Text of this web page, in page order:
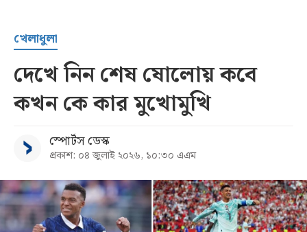
সর্বশেষ
বিভাগ
আর্কাইভ
খেলাধুলা
দেখে নিন শেষ ষোলোয় কবে
কখন কে কার মুখোমুখি
স্পোর্টস ডেস্ক
প্রকাশ: ০৪ জুলাই ২০২৬, ১০:৩০ এএম